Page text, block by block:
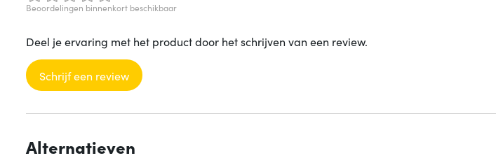
Beoordelingen binnenkort beschikbaar
Deel je ervaring met het product door het schrijven van een review.
Schrijf een review
Alternatieven